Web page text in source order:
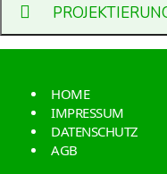
HOME
IMPRESSUM
DATENSCHUTZ
AGB